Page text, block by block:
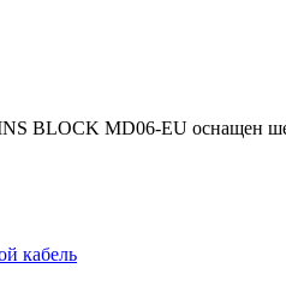
BLOCK MD06-EU оснащен
кабель